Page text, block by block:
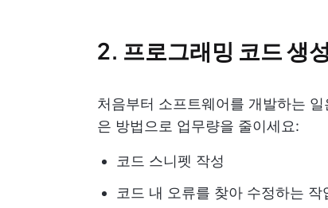
2. 프로그래밍 코드 생성
처음부터 소프트웨어를 개발하는
은 방법으로 업무량을 줄이세요:
코드 스니펫 작성
코드 내 오류를 찾아 수정하는 작